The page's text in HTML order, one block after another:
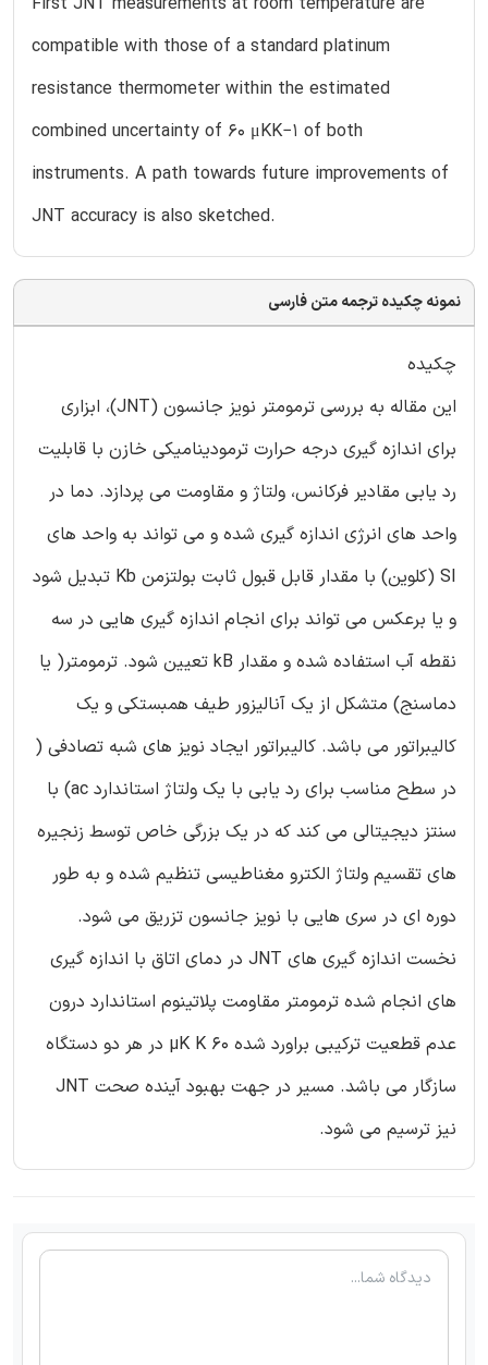
compatible with those of a standard platinum
resistance thermometer within the estimated
combined uncertainty of 60 μKK−1 of both
instruments. A path towards future improvements of
JNT accuracy is also sketched.
نمونه چکیده ترجمه متن فارسی
چکیده
این مقاله به بررسی ترمومتر نویز جانسون (JNT)، ابزاری
برای اندازه گیری درجه حرارت ترمودینامیکی خازن با قابلیت
رد یابی مقادیر فرکانس، ولتاژ و مقاومت می پردازد. دما در
واحد های انرژی اندازه گیری شده و می تواند به واحد های
SI (کلوین) با مقدار قابل قبول ثابت بولتزمن Kb تبدیل شود
و یا برعکس می تواند برای انجام اندازه گیری هایی در سه
نقطه آب استفاده شده و مقدار kB تعیین شود. ترمومتر( یا
دماسنج) متشکل از یک آنالیزور طیف همبستکی و یک
کالیبراتور می باشد. کالیبراتور ایجاد نویز های شبه تصادفی (
در سطح مناسب برای رد یابی با یک ولتاژ استاندارد ac) با
سنتز دیجیتالی می کند که در یک بزرگی خاص توسط زنجیره
های تقسیم ولتاژ الکترو مغناطیسی تنظیم شده و به طور
دوره ای در سری هایی با نویز جانسون تزریق می شود.
نخست اندازه گیری های JNT در دمای اتاق با اندازه گیری
های انجام شده ترمومتر مقاومت پلاتینوم استاندارد درون
عدم قطعیت ترکیبی براورد شده 60 µK K در هر دو دستگاه
سازگار می باشد. مسیر در جهت بهبود آینده صحت JNT
نیز ترسیم می شود.